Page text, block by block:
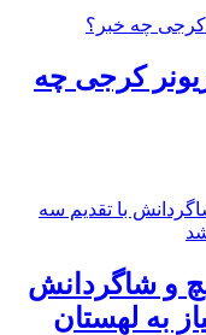
کرجی چه
و شاگردانش
به لهستان